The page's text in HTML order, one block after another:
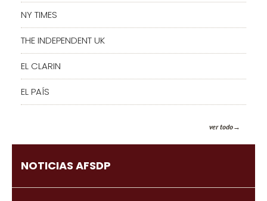
NY TIMES
THE INDEPENDENT UK
EL CLARIN
EL PAÍS
ver todo
NOTICIAS AFSDP